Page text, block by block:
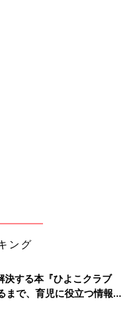
能させていないけれ
てぼよんぼよんするとす
ッズとして活躍してい
ました！」
事もやりすぎはいけま
ング
決する本『ひよこクラブ
で、育児に役立つ情報が